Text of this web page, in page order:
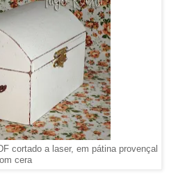
cortado a laser, em pátina provençal
cera